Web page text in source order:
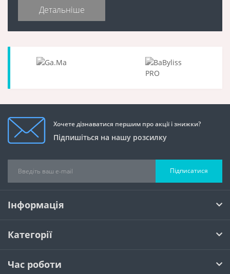
Детальніше
Хочете дізнаватися першим про акції і знижки?
Підпишіться на нашу розсилку
Підписатися
Інформація
Категорії
Час роботи